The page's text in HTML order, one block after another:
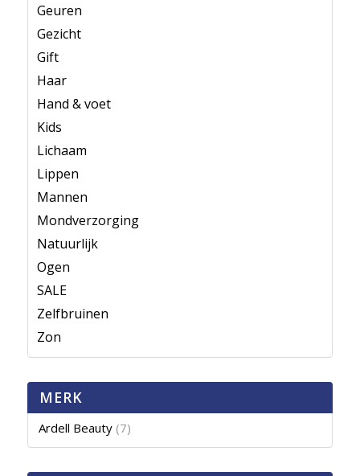
Geuren
Gezicht
Gift
Haar
Hand & voet
Kids
Lichaam
Lippen
Mannen
Mondverzorging
Natuurlijk
Ogen
SALE
Zelfbruinen
Zon
MERK
Ardell Beauty (7)